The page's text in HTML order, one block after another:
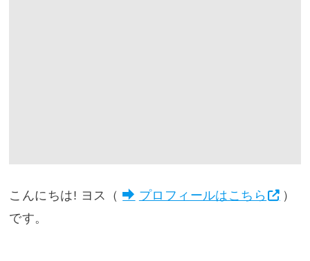
こんにちは! ヨス（ プロフィールはこちら
）
です。